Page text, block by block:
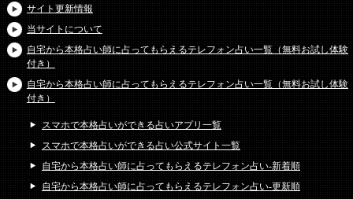
サイト更新情報
当サイトについて
自宅から本格占い師に占ってもらえるテレフォン占い一覧（無料お試し体験
付き）
自宅から本格占い師に占ってもらえるテレフォン占い一覧（無料お試し体験
付き）
スマホで本格占いができる占いアプリ一覧
スマホで本格占いができる占い公式サイト一覧
自宅から本格占い師に占ってもらえるテレフォン占い-新着順
自宅から本格占い師に占ってもらえるテレフォン占い-更新順